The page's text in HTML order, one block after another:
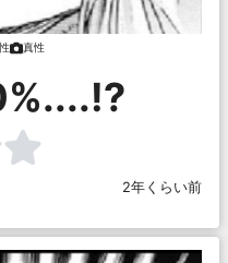
真性
2年くらい前